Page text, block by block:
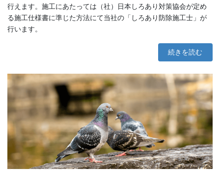
行えます。施工にあたっては（社）日本しろあり対策協会が定め
る施工仕様書に準じた方法にて当社の「しろあり防除施工士」が
行います。
続きを読む